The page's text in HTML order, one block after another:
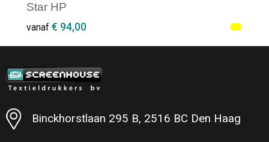
Star HP
vanaf € 94,00
Minimale afname: 1
Binckhorstlaan 295 B, 2516 BC Den Haag